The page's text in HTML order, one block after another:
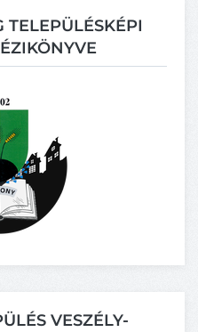
TELEPÜLÉSKÉPI
VESZÉLY-